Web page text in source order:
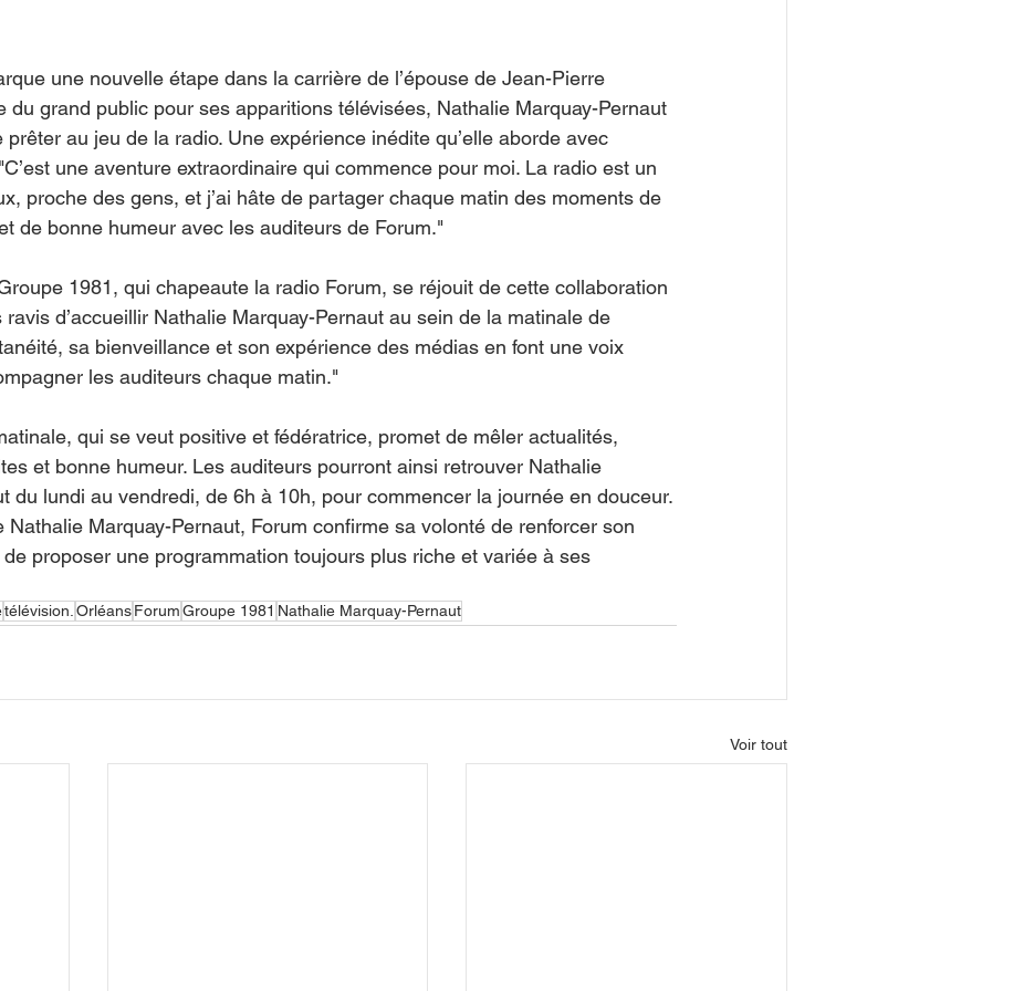
une nouvelle étape dans la carrière de l’épouse de Jean-Pierre
du grand public pour ses apparitions télévisées, Nathalie Marquay-Pernaut
au jeu de la radio. Une expérience inédite qu’elle aborde avec
une aventure extraordinaire qui commence pour moi. La radio est un
proche des gens, et j’ai hâte de partager chaque matin des moments de
de bonne humeur avec les auditeurs de Forum."
1981, qui chapeaute la radio Forum, se réjouit de cette collaboration
ravis d’accueillir Nathalie Marquay-Pernaut au sein de la matinale de
sa bienveillance et son expérience des médias en font une voix
les auditeurs chaque matin."
qui se veut positive et fédératrice, promet de mêler actualités,
et bonne humeur. Les auditeurs pourront ainsi retrouver Nathalie
du lundi au vendredi, de 6h à 10h, pour commencer la journée en douceur.
Nathalie Marquay-Pernaut, Forum confirme sa volonté de renforcer son
proposer une programmation toujours plus riche et variée à ses
télévision. OrléansForumGroupe 1981 Nathalie Marquay-Pernaut
Voir tout